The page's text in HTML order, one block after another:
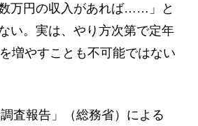
万円の収入があれば……」と
い。実は、やり方次第で定年
増やすことも不可能ではない
査報告」（総務省）による